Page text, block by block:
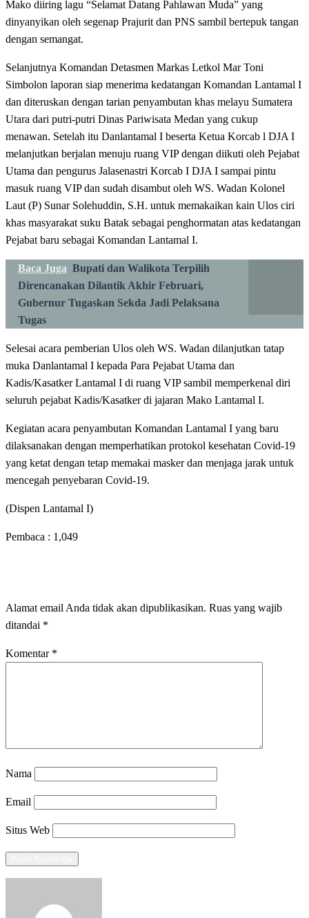
Mako diiring lagu “Selamat Datang Pahlawan Muda” yang
dinyanyikan oleh segenap Prajurit dan PNS sambil bertepuk tangan
dengan semangat.
Selanjutnya Komandan Detasmen Markas Letkol Mar Toni
Simbolon laporan siap menerima kedatangan Komandan Lantamal I
dan diteruskan dengan tarian penyambutan khas melayu Sumatera
Utara dari putri-putri Dinas Pariwisata Medan yang cukup
menawan. Setelah itu Danlantamal I beserta Ketua Korcab l DJA I
melanjutkan berjalan menuju ruang VIP dengan diikuti oleh Pejabat
Utama dan pengurus Jalasenastri Korcab I DJA I sampai pintu
masuk ruang VIP dan sudah disambut oleh WS. Wadan Kolonel
Laut (P) Sunar Solehuddin, S.H. untuk memakaikan kain Ulos ciri
khas masyarakat suku Batak sebagai penghormatan atas kedatangan
Pejabat baru sebagai Komandan Lantamal I.
Baca Juga Bupati dan Walikota Terpilih
Direncanakan Dilantik Akhir Februari,
Gubernur Tugaskan Sekda Jadi Pelaksana
Tugas
Selesai acara pemberian Ulos oleh WS. Wadan dilanjutkan tatap
muka Danlantamal I kepada Para Pejabat Utama dan
Kadis/Kasatker Lantamal I di ruang VIP sambil memperkenal diri
seluruh pejabat Kadis/Kasatker di jajaran Mako Lantamal I.
Kegiatan acara penyambutan Komandan Lantamal I yang baru
dilaksanakan dengan memperhatikan protokol kesehatan Covid-19
yang ketat dengan tetap memakai masker dan menjaga jarak untuk
mencegah penyebaran Covid-19.
(Dispen Lantamal I)
Pembaca : 1,049
Alamat email Anda tidak akan dipublikasikan. Ruas yang wajib
ditandai *
Komentar *
Nama
Email
Situs Web